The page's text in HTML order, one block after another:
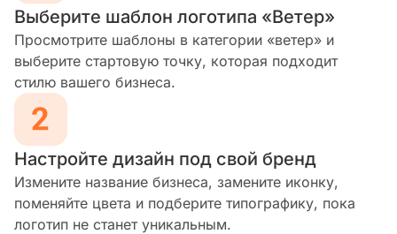
Выберите шаблон логотипа «Ветер»
Просмотрите шаблоны в категории «ветер» и
выберите стартовую точку, которая подходит
стилю вашего бизнеса.
Настройте дизайн под свой бренд
Измените название бизнеса, замените иконку,
поменяйте цвета и подберите типографику, пока
логотип не станет уникальным.